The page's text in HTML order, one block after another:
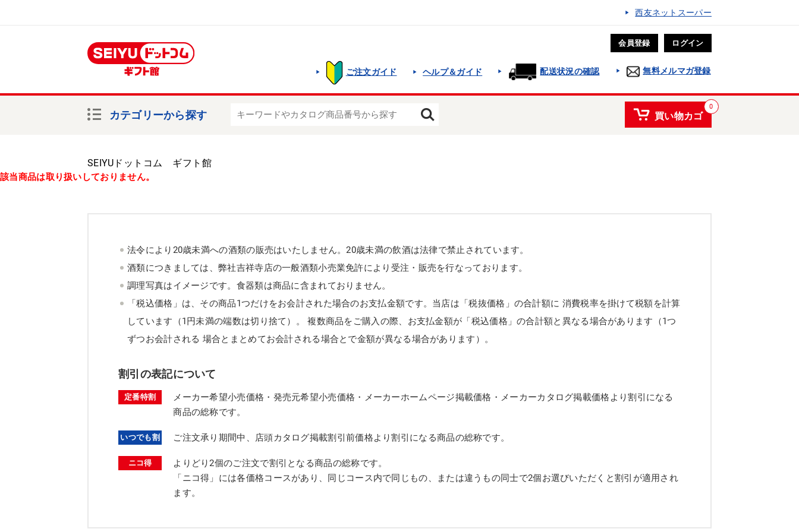
西友ネットスーパー
会員登録 ログイン
ご注文ガイド ヘルプ＆ガイド 配送状況の確認 無料メルマガ登録
カテゴリーから探す
0
買い物カゴ
SEIYUドットコム ギフト館
該当商品は取り扱いしておりません。
法令により20歳未満への酒類の販売はいたしません。20歳未満の飲酒は法律で禁止されています。
酒類につきましては、弊社吉祥寺店の一般酒類小売業免許により受注・販売を行なっております。
調理写真はイメージです。食器類は商品に含まれておりません。
「税込価格」は、その商品1つだけをお会計された場合のお支払金額です。当店は「税抜価格」の合計額に 消費税率を掛けて税額を計算
しています（1円未満の端数は切り捨て）。 複数商品をご購入の際、お支払金額が「税込価格」の合計額と異なる場合があります（1つ
ずつお会計される 場合とまとめてお会計される場合とで金額が異なる場合があります）。
割引の表記について
定番特割
メーカー希望小売価格・発売元希望小売価格・メーカーホームページ掲載価格・メーカーカタログ掲載価格より割引になる
商品の総称です。
いつでも割 ご注文承り期間中、店頭カタログ掲載割引前価格より割引になる商品の総称です。
ニコ得
よりどり2個のご注文で割引となる商品の総称です。
「ニコ得」には各価格コースがあり、同じコース内で同じもの、または違うもの同士で2個お選びいただくと割引が適用され
ます。